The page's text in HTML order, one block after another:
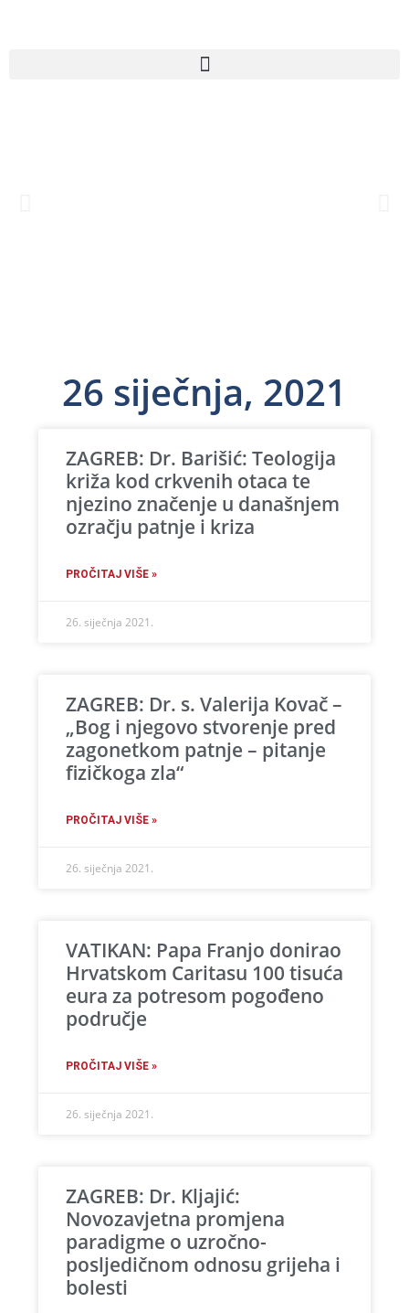
26 siječnja, 2021
ZAGREB: Dr. Barišić: Teologija
križa kod crkvenih otaca te
njezino značenje u današnjem
ozračju patnje i kriza
PROČITAJ VIŠE »
26. siječnja 2021.
ZAGREB: Dr. s. Valerija Kovač –
„Bog i njegovo stvorenje pred
zagonetkom patnje – pitanje
fizičkoga zla“
PROČITAJ VIŠE »
26. siječnja 2021.
VATIKAN: Papa Franjo donirao
Hrvatskom Caritasu 100 tisuća
eura za potresom pogođeno
područje
PROČITAJ VIŠE »
26. siječnja 2021.
ZAGREB: Dr. Kljajić:
Novozavjetna promjena
paradigme o uzročno-
posljedičnom odnosu grijeha i
bolesti